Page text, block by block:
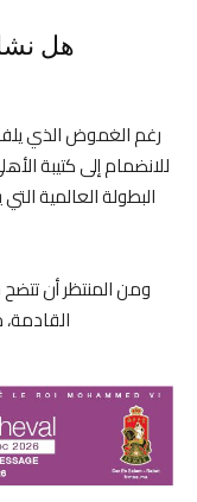
هل
رغم الغموض الذي
للانضمام إلى كتيبة
البطولة العالمية
ومن المنتظر أن